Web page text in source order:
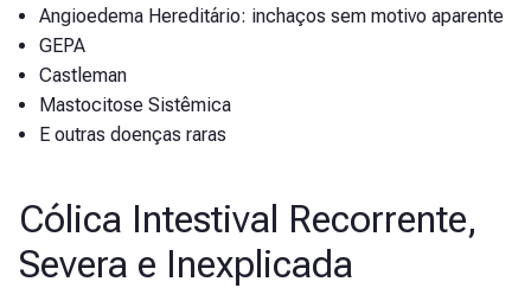
Angioedema Hereditário: inchaços sem motivo aparente
GEPA
Castleman
Mastocitose Sistêmica
E outras doenças raras
Cólica Intestival Recorrente,
Severa e Inexplicada